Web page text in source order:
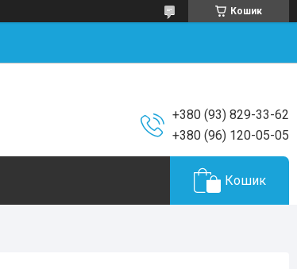
Кошик
+380 (93) 829-33-62
+380 (96) 120-05-05
Кошик